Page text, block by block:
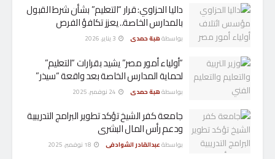
داليا الحزاوي: قرار “التعليم” بشأن شرط القبول
بالمدارس الخاصة.. يعزز تكافؤ الفرص
بواسطةهبة حمدى
“أولياء أمور مصر” يشيد بقرارات “التعليم”
لحماية المدارس الخاصة بعد واقعة “سيذر”
بواسطةهبة حمدى
جامعة كفر الشيخ تؤكد تطوير البرامج التدريبية
ودعم رأس المال البشرى
بواسطةعبدالقادر الشوادفى